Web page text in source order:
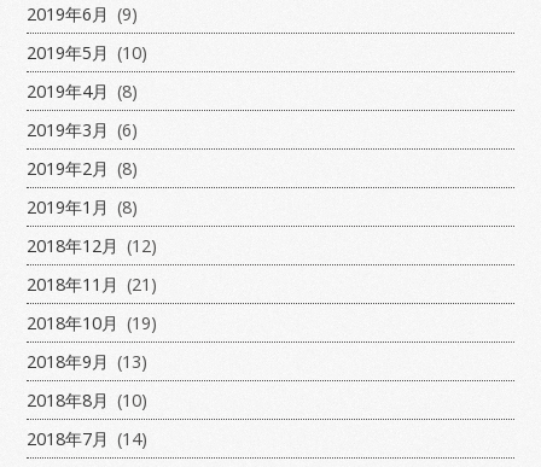
2019年6月 (9)
2019年5月 (10)
2019年4月 (8)
2019年3月 (6)
2019年2月 (8)
2019年1月 (8)
2018年12月 (12)
2018年11月 (21)
2018年10月 (19)
2018年9月 (13)
2018年8月 (10)
2018年7月 (14)